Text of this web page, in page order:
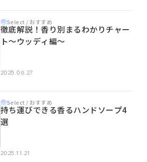
Select / おすすめ
徹底解説！香り別まるわかりチャー
ト～ウッディ編～
2025.06.27
Select / おすすめ
持ち運びできる香るハンドソープ4
選
2025.11.21